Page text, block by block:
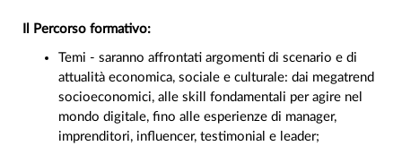
Il Percorso formativo:
Temi - saranno affrontati argomenti di scenario e di
attualità economica, sociale e culturale: dai megatrend
socioeconomici, alle skill fondamentali per agire nel
mondo digitale, fino alle esperienze di manager,
imprenditori, influencer, testimonial e leader;